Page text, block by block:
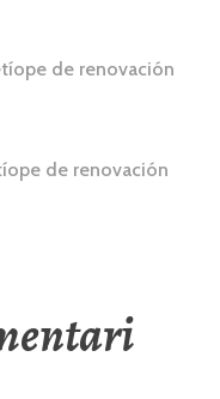
de renovación
de renovación